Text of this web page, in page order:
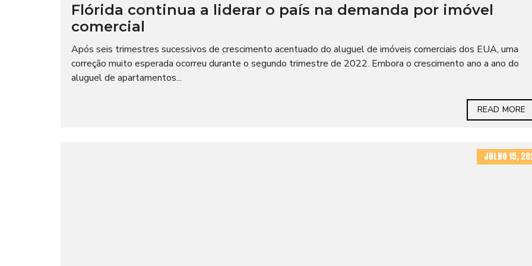
Flórida continua a liderar o país na demanda por imóvel
comercial
Após seis trimestres sucessivos de crescimento acentuado do aluguel de imóveis comerciais dos EUA, uma
correção muito esperada ocorreu durante o segundo trimestre de 2022. Embora o crescimento ano a ano do
aluguel de apartamentos...
READ MORE
JULHO 15,